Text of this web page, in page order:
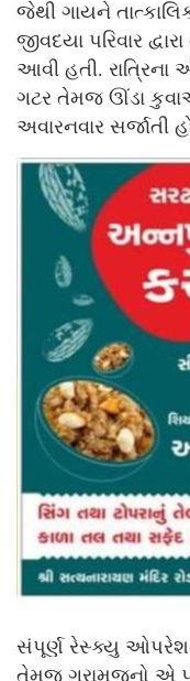
જેથી ગાયને
જીવદયા પરિવાર
આવી હતી.
ગટર તેમજ ઊંડા
અવારનવાર સર્જાતી
સંપૂર્ણ રેસ્ક્યુ
તેમજ ગ્રામજનો એ